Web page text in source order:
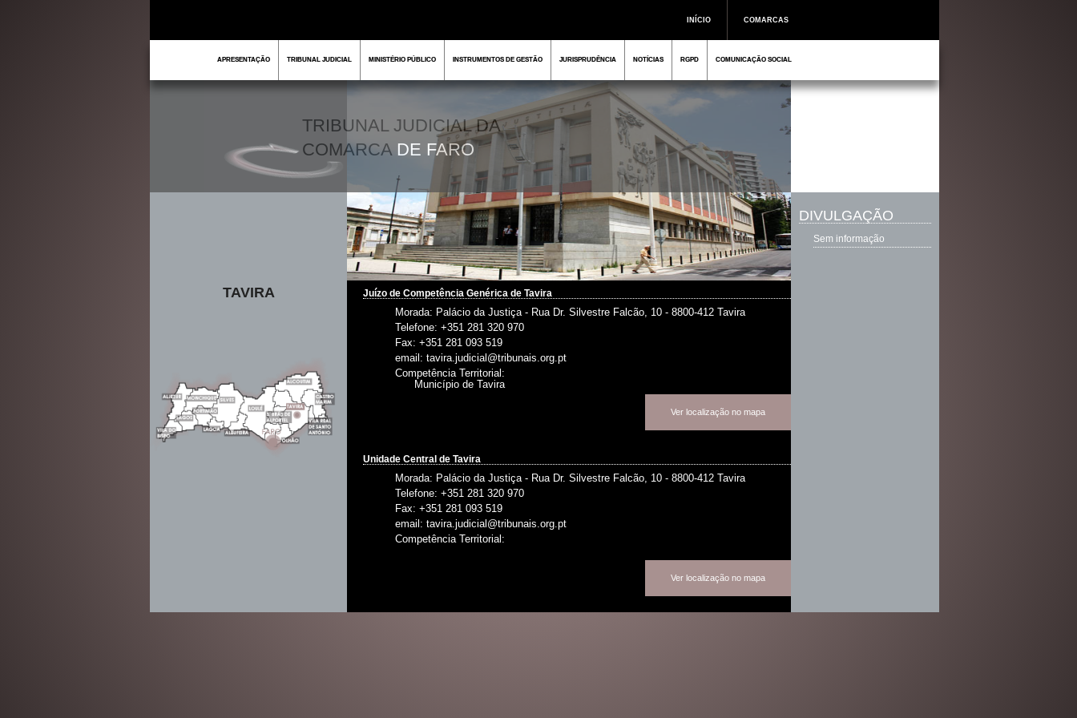
INÍCIO COMARCAS
APRESENTAÇÃO TRIBUNAL JUDICIAL MINISTÉRIO PÚBLICO INSTRUMENTOS DE GESTÃO JURISPRUDÊNCIA NOTÍCIAS RGPD COMUNICAÇÃO SOCIAL
TRIBUNAL JUDICIAL DA
COMARCADE FARO
TAVIRA Juízo de Competência Genérica de Tavira
Morada: Palácio da Justiça - Rua Dr. Silvestre Falcão, 10 - 8800-412 Tavira
Telefone: +351 281 320 970
Fax: +351 281 093 519
email: tavira.judicial@tribunais.org.pt
Competência Territorial:
Município de Tavira
Ver localização no mapa
Unidade Central de Tavira
Morada: Palácio da Justiça - Rua Dr. Silvestre Falcão, 10 - 8800-412 Tavira
Telefone: +351 281 320 970
Fax: +351 281 093 519
email: tavira.judicial@tribunais.org.pt
Competência Territorial:
Ver localização no mapa
DIVULGAÇÃO
Sem informação